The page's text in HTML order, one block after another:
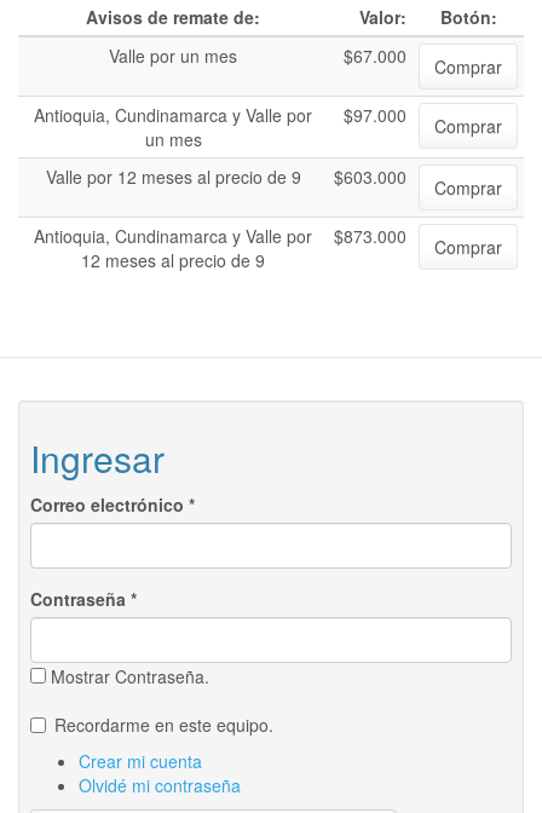
Avisos de remate de:
Valor:
Botón:
Valle por un mes
$67.000
Comprar
Antioquia, Cundinamarca y Valle por
un mes
$97.000 Comprar
Valle por 12 meses al precio de 9 $603.000
Comprar
Antioquia, Cundinamarca y Valle por
12 meses al precio de 9
$873.000 Comprar
Ingresar
Correo electrónico *
Contraseña *
Mostrar Contraseña.
Recordarme en este equipo.
Crear mi cuenta
Olvidé mi contraseña